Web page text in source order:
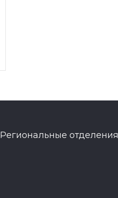
Региональные отделения